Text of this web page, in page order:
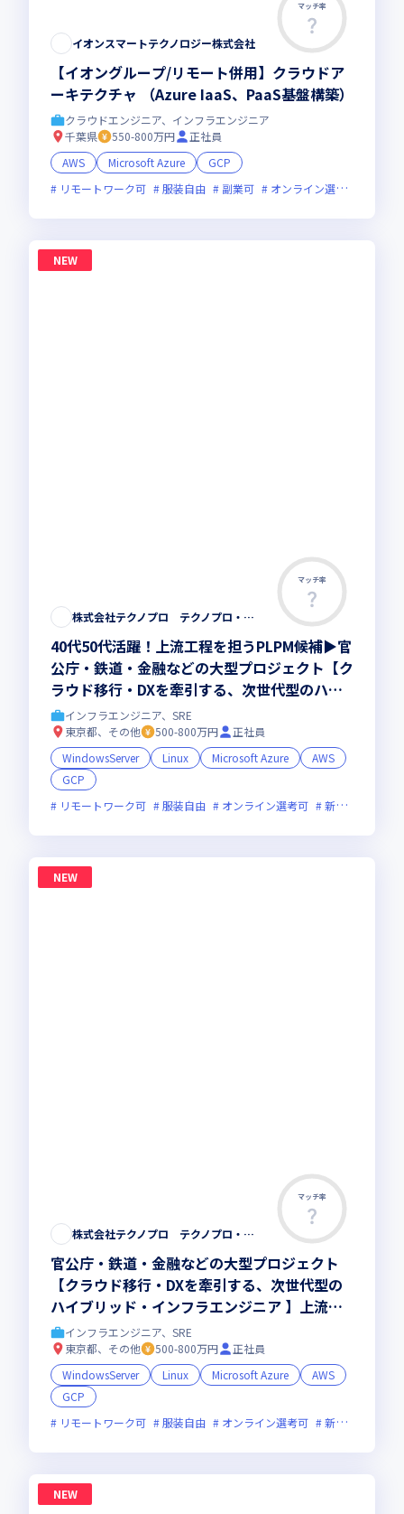
マッチ率
イオンスマートテクノロジー株式会社
【イオングループ/リモート併用】クラウドア
ーキテクチャ （Azure IaaS、PaaS基盤構築）
クラウドエンジニア、インフラエンジニア
千葉県
550-800万円
正社員
AWS
Microsoft Azure
GCP
リモートワーク可
服装自由 副業可 オンライン選考可
NEW
マッチ率
株式会社テクノプロ テクノプロ・エンジニアリング社
40代50代活躍！上流工程を担うPLPM候補▶︎官
公庁・鉄道・金融などの大型プロジェクト【ク
ラウド移行・DXを牽引する、次世代型のハイ
ブリッド・インフラエンジニア 】
インフラエンジニア、SRE
東京都、その他
500-800万円
正社員
WindowsServer
Linux Microsoft Azure
AWS
GCP
リモートワーク可
服装自由 オンライン選考可 新技術に積極的
NEW
マッチ率
株式会社テクノプロ テクノプロ・エンジニアリング社
官公庁・鉄道・金融などの大型プロジェクト
【クラウド移行・DXを牽引する、次世代型の
ハイブリッド・インフラエンジニア 】上流工
程やリーダーへのステップアップを応援
インフラエンジニア、SRE
東京都、その他
500-800万円
正社員
WindowsServer
Linux Microsoft Azure
AWS
GCP
リモートワーク可
服装自由 オンライン選考可 新技術に積極的
NEW